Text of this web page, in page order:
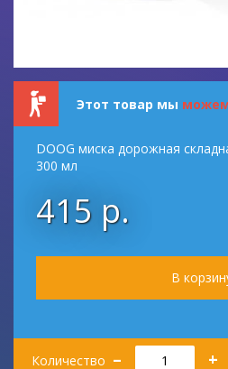
Этот товар мы
DOOG миска дорожная
300 мл
415 р.
Количество
Количество
– +